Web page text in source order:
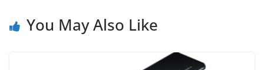
You May Also Like